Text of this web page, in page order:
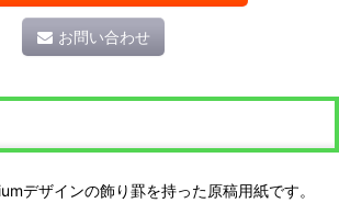
お問い合わせ
デザインの飾り罫を持った原稿用紙です。